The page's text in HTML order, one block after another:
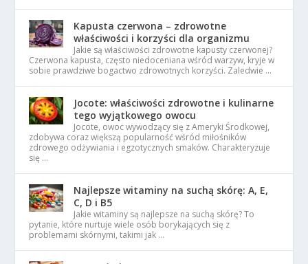
Kapusta czerwona – zdrowotne
właściwości i korzyści dla organizmu
Jakie są właściwości zdrowotne kapusty czerwonej?
Czerwona kapusta, często niedoceniana wśród warzyw, kryje w
sobie prawdziwe bogactwo zdrowotnych korzyści. Zaledwie …
Jocote: właściwości zdrowotne i kulinarne
tego wyjątkowego owocu
Jocote, owoc wywodzący się z Ameryki Środkowej,
zdobywa coraz większą popularność wśród miłośników
zdrowego odżywiania i egzotycznych smaków. Charakteryzuje
się …
Najlepsze witaminy na suchą skórę: A, E,
C, D i B5
Jakie witaminy są najlepsze na suchą skórę? To
pytanie, które nurtuje wiele osób borykających się z
problemami skórnymi, takimi jak …